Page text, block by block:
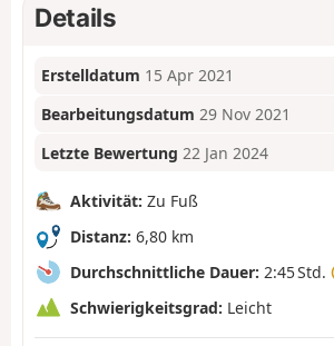
Details
Erstelldatum 15 Apr 2021
Bearbeitungsdatum 29 Nov 2021
Letzte Bewertung 22 Jan 2024
Aktivität: Zu Fuß
Distanz: 6,80 km
Durchschnittliche Dauer: 2:45 Std.
Schwierigkeitsgrad: Leicht